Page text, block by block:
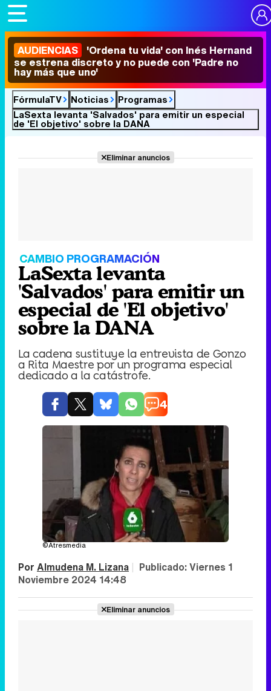
AUDIENCIAS 'Ordena tu vida' con Inés Hernand
se estrena discreto y no puede con 'Padre no
hay más que uno'
FórmulaTV Noticias
Programas
LaSexta levanta 'Salvados' para emitir un especial
de 'El objetivo' sobre la DANA
Eliminar anuncios
CAMBIO PROGRAMACIÓN
LaSexta levanta
'Salvados' para emitir un
especial de 'El objetivo'
sobre la DANA
La cadena sustituye la entrevista de Gonzo
a Rita Maestre por un programa especial
dedicado a la catástrofe.
4
©Atresmedia
Por Almudena M. Lizana | Publicado:Viernes 1
Noviembre 2024 14:48
Eliminar anuncios